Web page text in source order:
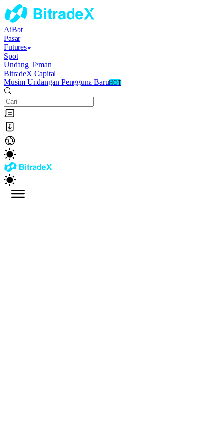
AiBot
Pasar
Futures
Spot
Undang Teman
BitradeX Capital
Musim Undangan Pengguna BaruHOT